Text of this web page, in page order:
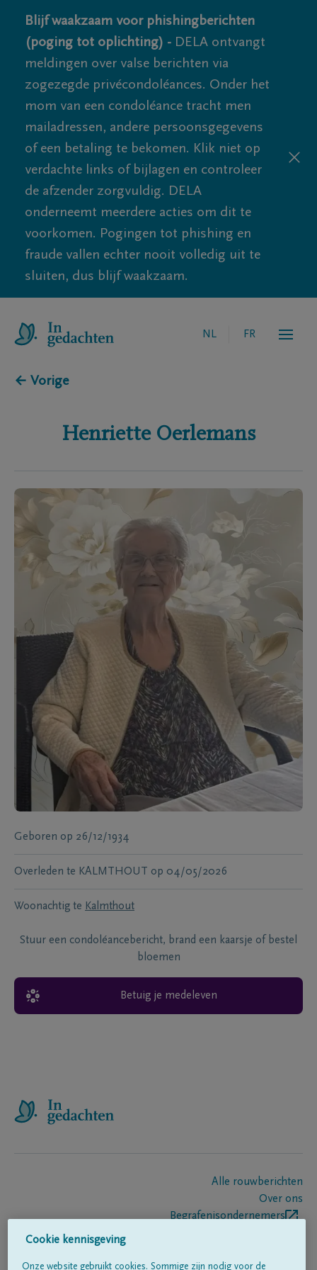
Blijf waakzaam voor phishingberichten
(poging tot oplichting) - DELA ontvangt
meldingen over valse berichten via
zogezegde privécondoléances. Onder het
mom van een condoléance tracht men
mailadressen, andere persoonsgegevens
of een betaling te bekomen. Klik niet op
verdachte links of bijlagen en controleer
de afzender zorgvuldig. DELA
onderneemt meerdere acties om dit te
voorkomen. Pogingen tot phishing en
fraude vallen echter nooit volledig uit te
sluiten, dus blijf waakzaam.
NL FR
← Vorige
Henriette Oerlemans
Geboren op 26/12/1934
Overleden te KALMTHOUT op 04/05/2026
Woonachtig te Kalmthout
Stuur een condoléancebericht, brand een kaarsje of bestel
bloemen
Betuig je medeleven
Alle rouwberichten
Over ons
Begrafenisondernemers
Cookie kennisgeving
Onze website gebruikt cookies. Sommige zijn nodig voor de